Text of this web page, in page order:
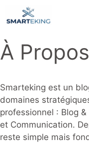
au
À Propos
Smarteking est un
domaines
professionnel : Blog
et Communication.
reste simple mais